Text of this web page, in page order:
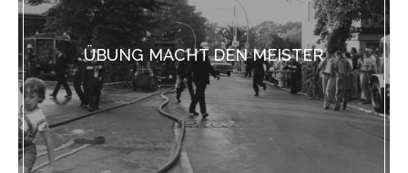
ÜBUNG MACHT DEN MEISTER